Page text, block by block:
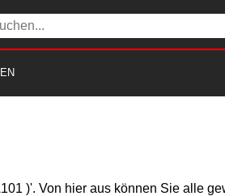
)'. Von hier aus können Sie alle